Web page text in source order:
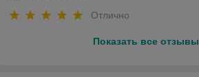
Отлично
Показать все отзывы